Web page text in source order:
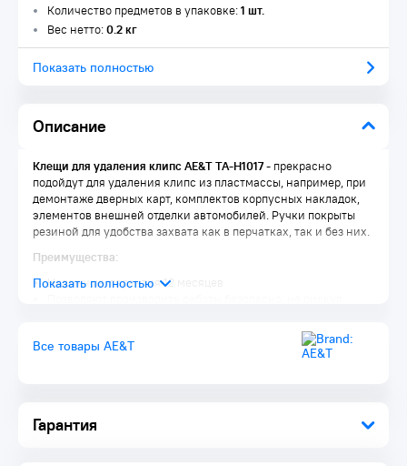
Описание
Гарантия
Количество предметов в упаковке:1 шт.
Вес нетто:0.2 кг
Показать полностью
Клещи для удаления клипс AE&T TA-H1017- прекрасно
подойдут для удаления клипс из пластмассы, например, при
демонтаже дверных карт, комплектов корпусных накладок,
элементов внешней отделки автомобилей. Ручки покрыты
резиной для удобства захвата как в перчатках, так и без них.
Преимущества:
Надежные, гарантия 12 месяцев
труднодоступной части машины
открытым небом
Все товары AE&T